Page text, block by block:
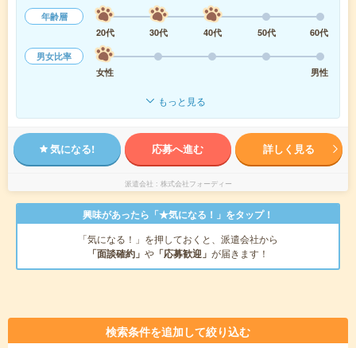
年齢層
20代
30代 40代 50代
60代
男女比率
女性
男性
もっと見る
気になる! 応募へ進む 詳しく見る
派遣会社 株式会社フォーディー
興味があったら「★気になる！」をタップ！
「気になる！」を押しておくと、派遣会社から
「面談確約」 や 「応募歓迎」 が届きます！
検索条件を追加して絞り込む